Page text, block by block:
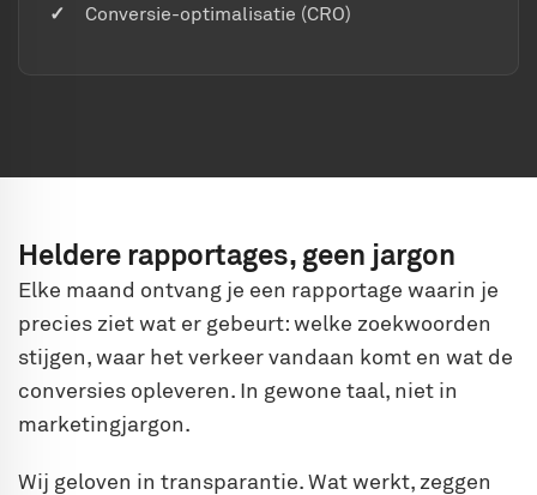
Conversie-optimalisatie (CRO)
Heldere rapportages, geen jargon
Elke maand ontvang je een rapportage waarin je
precies ziet wat er gebeurt: welke zoekwoorden
stijgen, waar het verkeer vandaan komt en wat de
conversies opleveren. In gewone taal, niet in
marketingjargon.
Wij geloven in transparantie. Wat werkt, zeggen